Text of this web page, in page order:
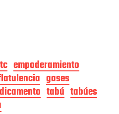
empoderamiento
gases
tabú tabúes